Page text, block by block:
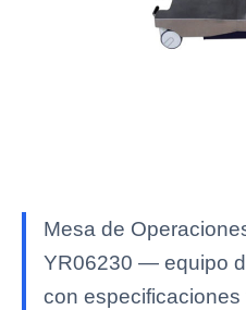
Mesa de
YR06230 — equipo
con especificaciones